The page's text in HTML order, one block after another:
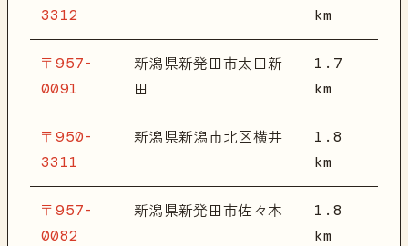
3312 km
〒957-
0091
新潟県新発田市太田新
田
1.7
km
〒950-
3311
新潟県新潟市北区横井
1.8
km
〒957-
0082
新潟県新発田市佐々木
1.8
km